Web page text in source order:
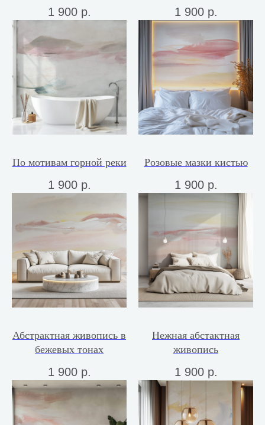
1 900 р. 1 900 р.
По мотивам горной реки
1 900 р.
Розовые мазки кистью
1 900 р.
Абстрактная живопись в
бежевых тонах
1 900 р.
Нежная абстактная
живопись
1 900 р.